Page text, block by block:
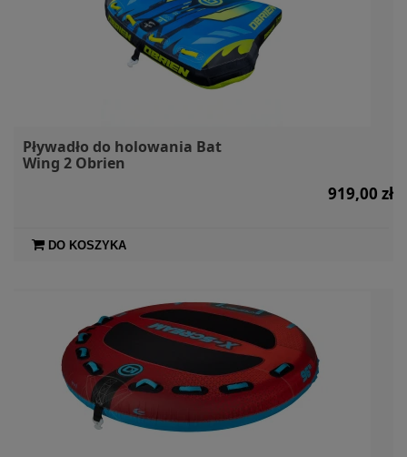
Pływadło do holowania Bat
Wing 2 Obrien
919,00 zł
DO KOSZYKA